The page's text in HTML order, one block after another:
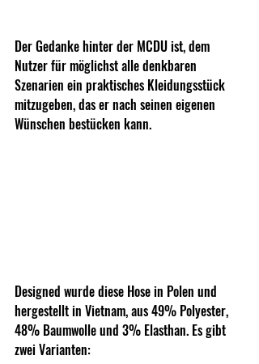
Der Gedanke hinter der MCDU ist, dem
Nutzer für möglichst alle denkbaren
Szenarien ein praktisches Kleidungsstück
mitzugeben, das er nach seinen eigenen
Wünschen bestücken kann.
Designed wurde diese Hose in Polen und
hergestellt in Vietnam, aus 49% Polyester,
48% Baumwolle und 3% Elasthan. Es gibt
zwei Varianten: